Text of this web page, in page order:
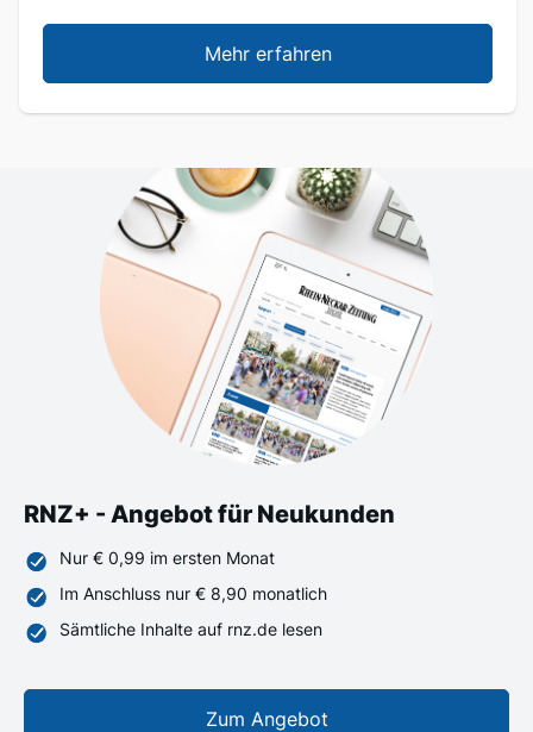
Mehr erfahren
RNZ+ - Angebot für Neukunden
Nur € 0,99 im ersten Monat
Im Anschluss nur € 8,90 monatlich
Sämtliche Inhalte auf rnz.de lesen
Zum Angebot